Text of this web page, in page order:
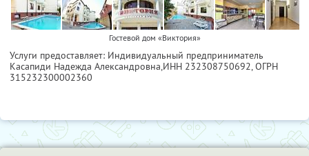
Гостевой дом «Виктория»
Услуги предоставляет: Индивидуальный предприниматель
Касапиди Надежда Александровна,ИНН 232308750692, ОГРН
315232300002360